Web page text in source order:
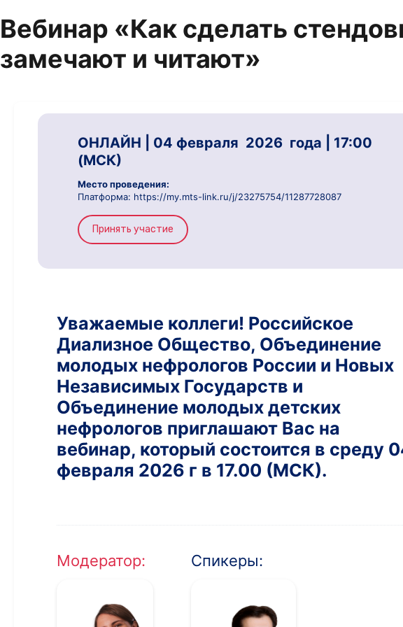
Вебинар «Как сделать
замечают и читают»
ОНЛАЙН | 04 февраля 2026 года | 17:00
(МСК)
Место проведения:
Платформа: https://my.mts-link.ru/j/23275754/11287728087
Принять участие
Уважаемые коллеги! Российское
Диализное Общество, Объединение
молодых нефрологов России и Новых
Независимых Государств и
Объединение молодых детских
нефрологов приглашают Вас на
вебинар, который состоится в среду
февраля 2026 г в 17.00 (МСК).
Модератор: Спикеры: